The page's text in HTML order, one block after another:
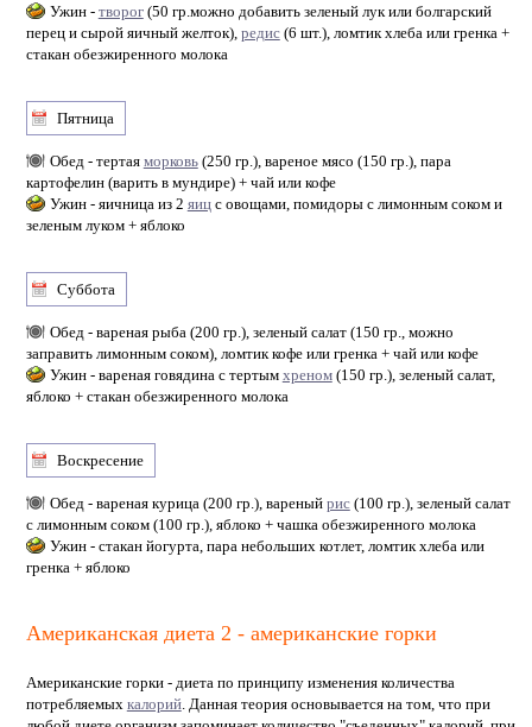
Ужин - творог(50 гр.можно добавить зеленый лук или болгарский
перец и сырой яичный желток), редис(6 шт.), ломтик хлеба или гренка +
стакан обезжиренного молока
Пятница
Обед - тертая морковь(250 гр.), вареное мясо (150 гр.), пара
картофелин (варить в мундире) + чай или кофе
Ужин - яичница из 2 яицс овощами, помидоры с лимонным соком и
зеленым луком + яблоко
Суббота
Обед - вареная рыба (200 гр.), зеленый салат (150 гр., можно
заправить лимонным соком), ломтик кофе или гренка + чай или кофе
Ужин - вареная говядина с тертым хреном(150 гр.), зеленый салат,
яблоко + стакан обезжиренного молока
Воскресение
Обед - вареная курица (200 гр.), вареный рис(100 гр.), зеленый салат
с лимонным соком (100 гр.), яблоко + чашка обезжиренного молока
Ужин - стакан йогурта, пара небольших котлет, ломтик хлеба или
гренка + яблоко
Американская диета 2 - американские горки
Американские горки - диета по принципу изменения количества
потребляемых калорий. Данная теория основывается на том, что при